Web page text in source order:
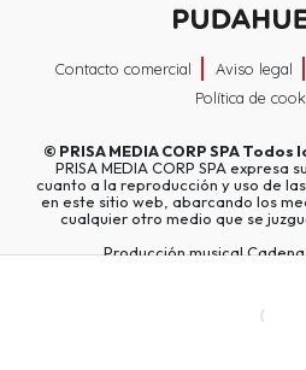
Contacto comercial Aviso legal
Política de
© PRISA MEDIA CORP SPATodos
PRISA MEDIA CORP SPA expresa
cuanto a la reproducción y uso de
en este sitio web, abarcando los
cualquier otro medio que se
Producción musical